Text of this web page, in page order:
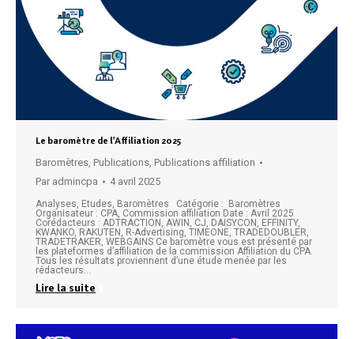
Le baromètre de l’Affiliation 2025
Baromètres, Publications, Publications affiliation
Par admincpa 4 avril 2025
Analyses, Etudes, Baromètres Catégorie : Baromètres
Organisateur : CPA, Commission affiliation Date : Avril 2025
Corédacteurs : ADTRACTION, AWIN, CJ, DAISYCON, EFFINITY,
KWANKO, RAKUTEN, R-Advertising, TIMEONE, TRADEDOUBLER,
TRADETRAKER, WEBGAINS Ce baromètre vous est présenté par
les plateformes d’affiliation de la commission Affiliation du CPA.
Tous les résultats proviennent d’une étude menée par les
rédacteurs…
Lire la suite